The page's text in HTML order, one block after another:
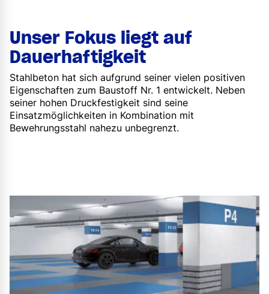
Unser Fokus liegt auf
Dauerhaftigkeit
Stahlbeton hat sich aufgrund seiner vielen positiven
Eigenschaften zum Baustoff Nr. 1 entwickelt. Neben
seiner hohen Druckfestigkeit sind seine
Einsatzmöglichkeiten in Kombination mit
Bewehrungsstahl nahezu unbegrenzt.